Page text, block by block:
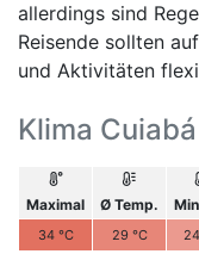
allerdings sind
Reisende sollten
und Aktivitäten
Klima
Maximal Ø Temp.
34 °C 29 °C 24